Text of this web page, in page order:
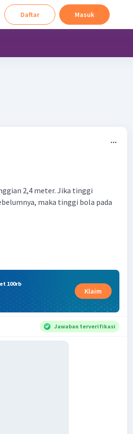
Daftar Masuk
2,4 meter. Jika tinggi
maka tinggi bola pada
100rb
Klaim
Jawaban terverifikasi